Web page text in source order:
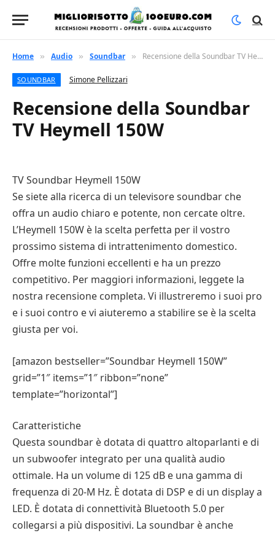
Home » Audio » Soundbar » Recensione della Soundbar TV Heymell 150W
SOUNDBAR Simone Pellizzari
Recensione della Soundbar
TV Heymell 150W
TV Soundbar Heymell 150W
Se siete alla ricerca di un televisore soundbar che
offra un audio chiaro e potente, non cercate oltre.
L’Heymell 150W è la scelta perfetta per il vostro
prossimo sistema di intrattenimento domestico.
Offre molte funzioni eccellenti e ha un prezzo
competitivo. Per maggiori informazioni, leggete la
nostra recensione completa. Vi illustreremo i suoi pro
e i suoi contro e vi aiuteremo a stabilire se è la scelta
giusta per voi.
[amazon bestseller=”Soundbar Heymell 150W”
grid=”1″ items=”1″ ribbon=”none”
template=”horizontal”]
Caratteristiche
Questa soundbar è dotata di quattro altoparlanti e di
un subwoofer integrato per una qualità audio
ottimale. Ha un volume di 125 dB e una gamma di
frequenza di 20-M Hz. È dotata di DSP e di un display a
LED. È dotata di connettività Bluetooth 5.0 per
collegarsi a più dispositivi. La soundbar è anche